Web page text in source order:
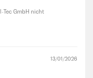
GmbH nicht
13/01/2026